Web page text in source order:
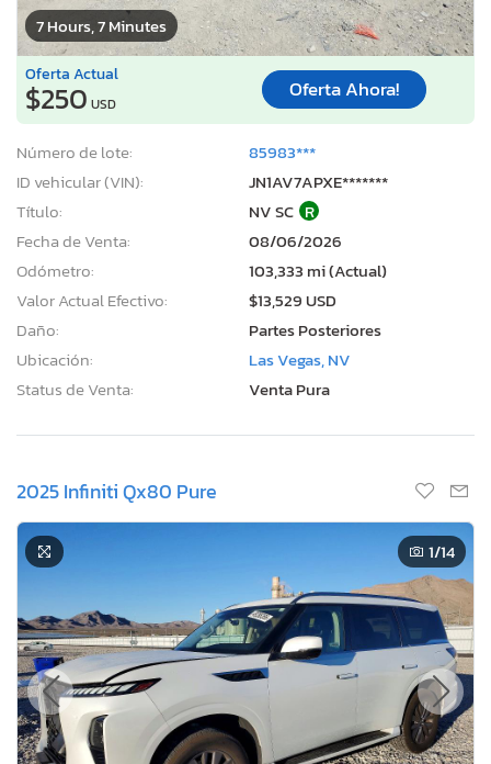
7 Hours, 7 Minutes
Oferta Actual
$250 USD
Oferta Ahora!
Número de lote:
85983***
ID vehicular (VIN):
JN1AV7APXE*******
Título:
NV SC R
Fecha de Venta:
08/06/2026
Odómetro:
103,333 mi (Actual)
Valor Actual Efectivo:
$13,529 USD
Daño:
Partes Posteriores
Ubicación:
Las Vegas, NV
Status de Venta:
Venta Pura
2025 Infiniti Qx80 Pure
1/14